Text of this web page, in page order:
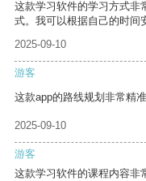
这款学习软件的学习方式非
式。我可以根据自己的时间
2025-09-10
游客
这款app的路线规划非常精
2025-09-10
游客
这款学习软件的课程内容非